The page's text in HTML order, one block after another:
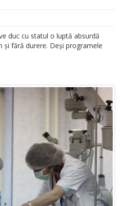
duc cu statul o luptă absurdă
fără durere. Deși programele